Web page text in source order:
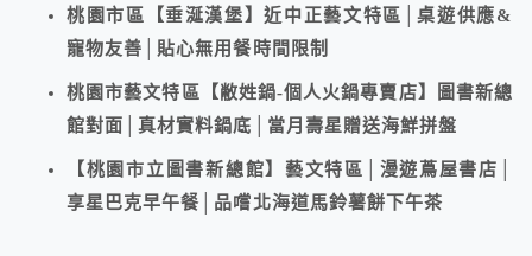
桃園市區【垂涎漢堡】近中正藝文特區│桌遊供應&
寵物友善│貼心無用餐時間限制
桃園市藝文特區【敝姓鍋-個人火鍋專賣店】圖書新總
館對面│真材實料鍋底│當月壽星贈送海鮮拼盤
【桃園市立圖書新總館】藝文特區│漫遊蔦屋書店│
享星巴克早午餐│品嚐北海道馬鈴薯餅下午茶